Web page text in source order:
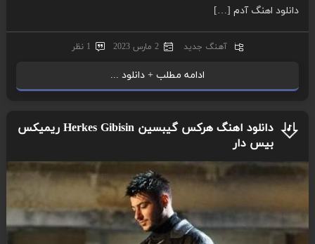
دانلود اهنگ آدم […]
آهنگ جدید 2 مارس 2023 1 نظر
ادامه مطلب + دانلود ...
دانلود اهنگ هرکس گیبسین Herkes Gibisin ریمیکس
بیس دار